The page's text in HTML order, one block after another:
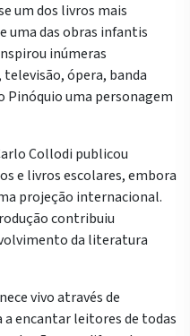
um dos livros mais
uma das obras infantis
inúmeras
ópera, banda
Pinóquio uma personagem
Collodi publicou
e livros escolares, embora
projeção internacional.
contribuiu
da literatura
vivo através de
encantar leitores de todas